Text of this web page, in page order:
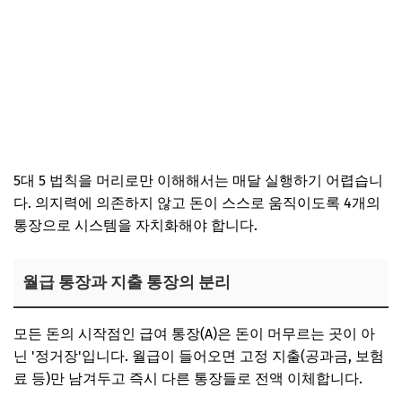
5대 5 법칙을 머리로만 이해해서는 매달 실행하기 어렵습니
다. 의지력에 의존하지 않고 돈이 스스로 움직이도록 4개의
통장으로 시스템을 자치화해야 합니다.
월급 통장과 지출 통장의 분리
모든 돈의 시작점인 급여 통장(A)은 돈이 머무르는 곳이 아
닌 '정거장'입니다. 월급이 들어오면 고정 지출(공과금, 보험
료 등)만 남겨두고 즉시 다른 통장들로 전액 이체합니다.